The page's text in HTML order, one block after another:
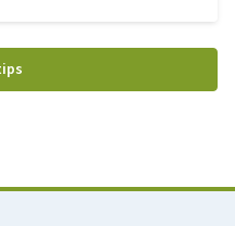
aanleg.